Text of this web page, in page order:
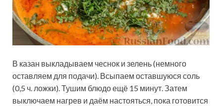
В казан выкладываем чеснок и зелень (немного
оставляем для подачи). Всыпаем оставшуюся соль
(0,5 ч. ложки). Тушим блюдо ещё 15 минут. Затем
выключаем нагрев и даём настояться, пока готовится